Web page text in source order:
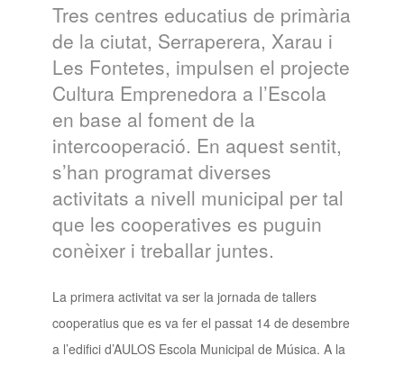
Tres centres educatius de primària
de la ciutat, Serraperera, Xarau i
Les Fontetes, impulsen el projecte
Cultura Emprenedora a l’Escola
en base al foment de la
intercooperació. En aquest sentit,
s’han programat diverses
activitats a nivell municipal per tal
que les cooperatives es puguin
conèixer i treballar juntes.
La primera activitat va ser la jornada de tallers
cooperatius que es va fer el passat 14 de desembre
a l’edifici d’AULOS Escola Municipal de Música. A la